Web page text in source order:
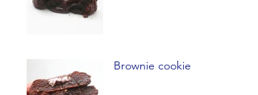
Brownie cookie